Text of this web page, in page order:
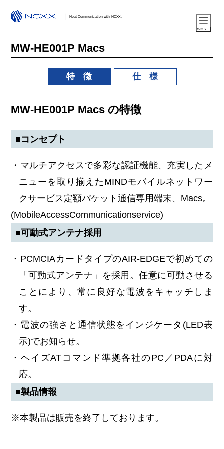
Next Communication with NCXX.
MW-HE001P Macs
特 徴 仕 様
MW-HE001P Macs の特徴
■コンセプト
・マルチアクセスで多彩な認証機能、充実したメ
ニューを取り揃えたMINDモバイルネットワー
クサービス定額パケット通信専用端末、Macs。
(MobileAccessCommunicationservice)
■可動式アンテナ採用
・PCMCIAカードタイプのAIR-EDGEで初めての
「可動式アンテナ」を採用。任意に可動させる
ことにより、常に良好な電波をキャッチしま
す。
・電波の強さと通信状態をインジケータ(LED表
示)でお知らせ。
・ヘイズATコマンド準拠各社のPC／PDAに対
応。
■製品情報
※本製品は販売を終了しております。